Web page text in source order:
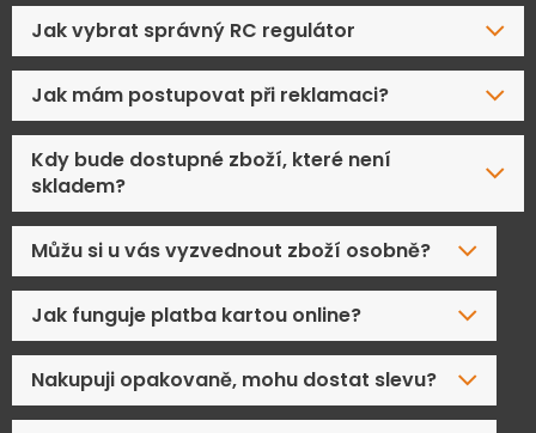
Jak vybrat správný RC regulátor
Jak mám postupovat při reklamaci?
Kdy bude dostupné zboží, které není
skladem?
Můžu si u vás vyzvednout zboží osobně?
Jak funguje platba kartou online?
Nakupuji opakovaně, mohu dostat slevu?